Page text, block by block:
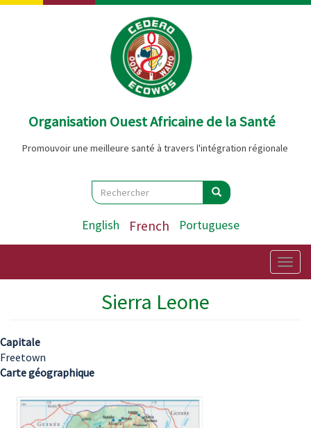
Aller
Organisation Ouest Africaine de la Santé
Promouvoir une meilleure santé à travers l'intégration régionale
Search
Rechercher Rechercher
English French Portuguese
Sierra Leone
Capitale
Freetown
Carte géographique
Image